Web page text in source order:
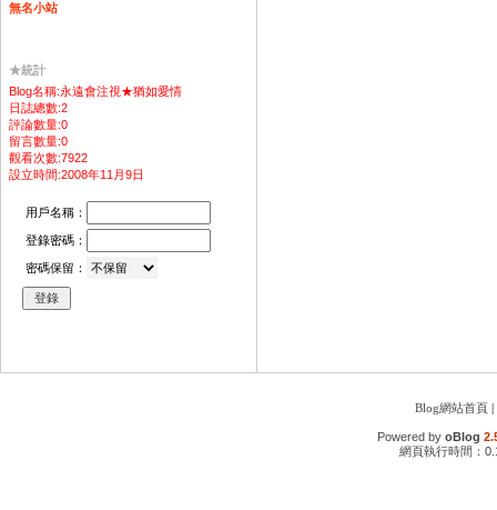
無名小站
★統計
Blog名稱:永遠會注視★猶如愛情
日誌總數:2
評論數量:0
留言數量:0
觀看次數:7922
設立時間:2008年11月9日
用戶名稱：
登錄密碼：
密碼保留：
Blog網站首頁|
Powered by oBlog
網頁執行時間：